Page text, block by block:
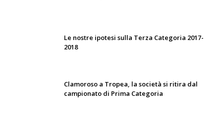
Le nostre ipotesi sulla Terza Categoria 2017-
2018
Clamoroso a Tropea, la società si ritira dal
campionato di Prima Categoria